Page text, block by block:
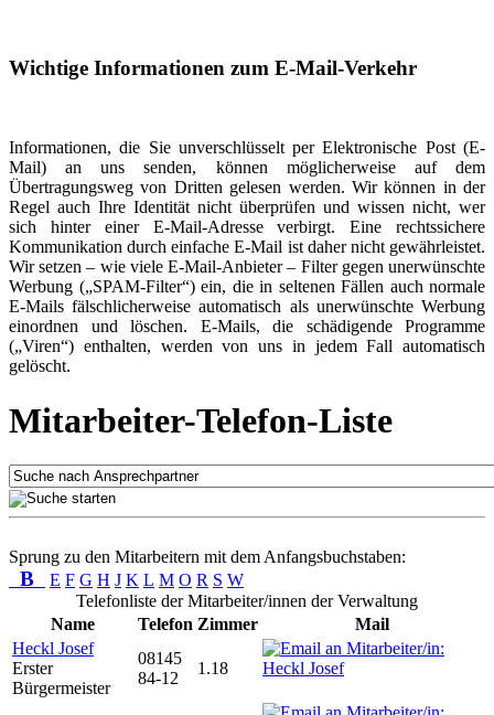
Wichtige Informationen zum E-Mail-Verkehr
Informationen, die Sie unverschlüsselt per Elektronische Post (E-
Mail) an uns senden, können möglicherweise auf dem
Übertragungsweg von Dritten gelesen werden. Wir können in der
Regel auch Ihre Identität nicht überprüfen und wissen nicht, wer
sich hinter einer E-Mail-Adresse verbirgt. Eine rechtssichere
Kommunikation durch einfache E-Mail ist daher nicht gewährleistet.
Wir setzen – wie viele E-Mail-Anbieter – Filter gegen unerwünschte
Werbung („SPAM-Filter“) ein, die in seltenen Fällen auch normale
E-Mails fälschlicherweise automatisch als unerwünschte Werbung
einordnen und löschen. E-Mails, die schädigende Programme
(„Viren“) enthalten, werden von uns in jedem Fall automatisch
gelöscht.
Mitarbeiter-Telefon-Liste
Sprung zu den Mitarbeitern mit dem Anfangsbuchstaben:
B E F G H J K L M O R S W
Telefonliste der Mitarbeiter/innen der Verwaltung
Name
Telefon Zimmer
Mail
Heckl Josef
Erster
Bürgermeister
08145
84-12
1.18